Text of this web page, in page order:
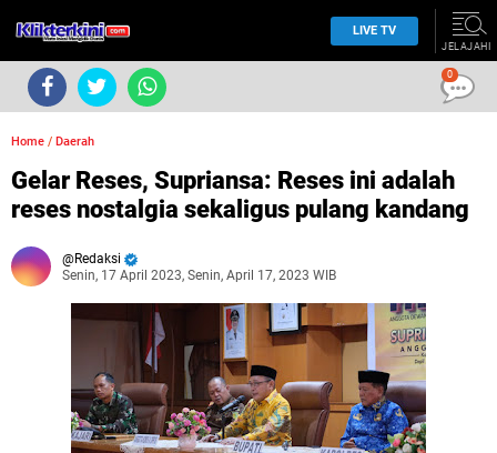
LIVE TV
JELAJAHI
Home / Daerah
Gelar Reses, Supriansa: Reses ini adalah
reses nostalgia sekaligus pulang kandang
Redaksi
Senin, 17 April 2023, Senin, April 17, 2023 WIB
0